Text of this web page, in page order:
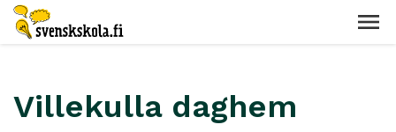
Villekulla daghem